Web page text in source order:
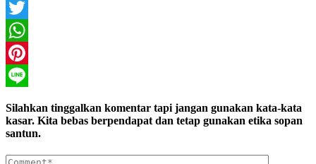
Facebook
Twitter
WhatsApp
Pinterest
Silahkan tinggalkan komentar tapi jangan gunakan kata-kata
kasar. Kita bebas berpendapat dan tetap gunakan etika sopan
santun.